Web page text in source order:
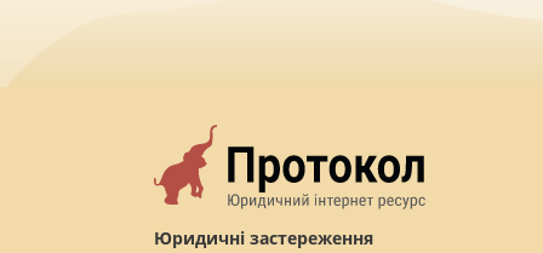
Юридичні застереження